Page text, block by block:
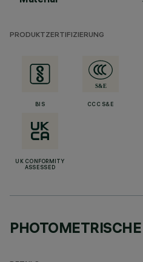
PRODUKTZERTIFIZIERUNG
BIS CCC S&E
UK CONFORMITY
ASSESSED